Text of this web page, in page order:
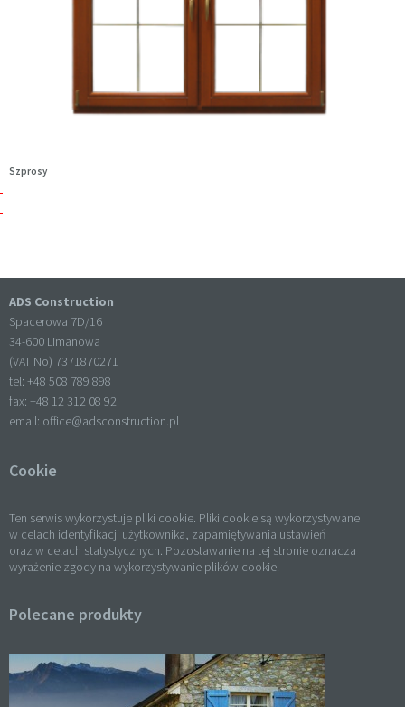
Szprosy
ADS Construction
Spacerowa 7D/16
34-600 Limanowa
(VAT No) 7371870271
tel: +48 508 789 898
fax: +48 12 312 08 92
email: office@adsconstruction.pl
Cookie
Ten serwis wykorzystuje pliki cookie. Pliki cookie są wykorzystywane
w celach identyfikacji użytkownika, zapamiętywania ustawień
oraz w celach statystycznych. Pozostawanie na tej stronie oznacza
wyrażenie zgody na wykorzystywanie plików cookie.
Polecane produkty